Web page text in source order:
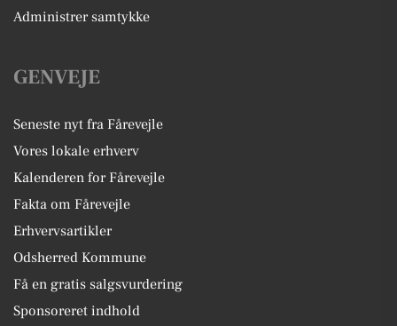
Administrer samtykke
GENVEJE
Seneste nyt fra Fårevejle
Vores lokale erhverv
Kalenderen for Fårevejle
Fakta om Fårevejle
Erhvervsartikler
Odsherred Kommune
Få en gratis salgsvurdering
Sponsoreret indhold